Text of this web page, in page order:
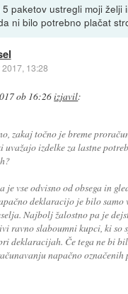
paketov ustregli moji želji
ni bilo potrebno plačat
2017, 13:28
ob 16:26izjavil:
zakaj točno je breme
uvažajo izdelke za lastne
je vse odvisno od obsega in
deklaracijo je bilo samo
Najbolj žalostno pa je
ravno slaboumni kupci, ki so
deklaracijah. Če tega ne bi
napačno označenih